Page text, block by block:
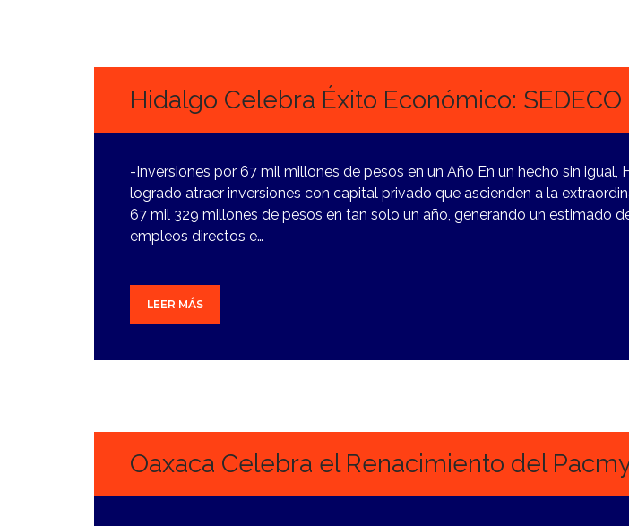
Hidalgo Celebra Éxito Económico: SEDECO
-Inversiones por 67 mil millones de pesos en un Año En un hecho sin igual,
logrado atraer inversiones con capital privado que ascienden a la
67 mil 329 millones de pesos en tan solo un año, generando un estimado
empleos directos e…
LEER MÁS
Oaxaca Celebra el Renacimiento del